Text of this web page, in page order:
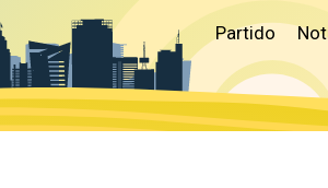
Partido